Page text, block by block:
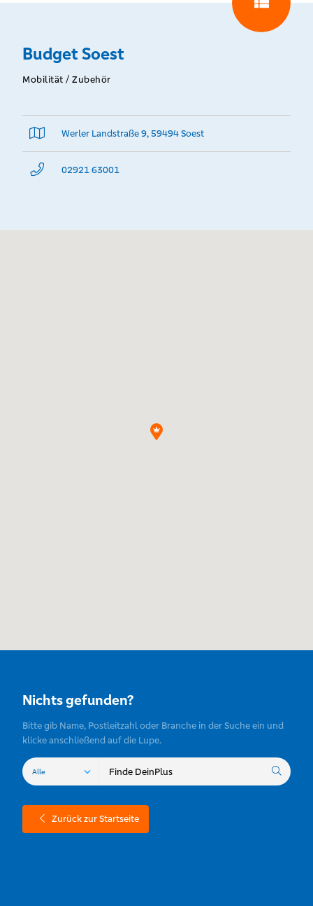
Budget Soest
Mobilität / Zubehör
Werler Landstraße 9, 59494 Soest
02921 63001
Nichts gefunden?
Bitte gib Name, Postleitzahl oder Branche in der Suche ein und
klicke anschließend auf die Lupe.
Zurück zur Startseite